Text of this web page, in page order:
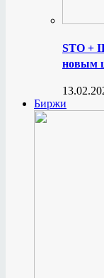
STO +
новым
Биржи